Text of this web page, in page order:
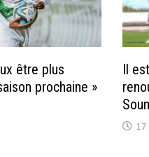
être plus
prochaine »
Il